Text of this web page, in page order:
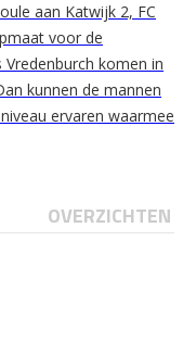
aan Katwijk 2, FC
voor de
komen in
kunnen de mannen
ervaren waarmee
OVERZICHTEN